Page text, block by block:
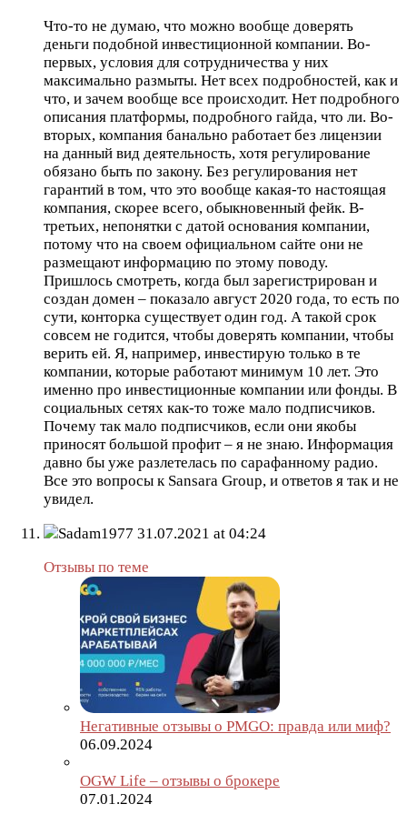
Что-то не думаю, что можно вообще доверять
деньги подобной инвестиционной компании. Во-
первых, условия для сотрудничества у них
максимально размыты. Нет всех подробностей, как и
что, и зачем вообще все происходит. Нет подробного
описания платформы, подробного гайда, что ли. Во-
вторых, компания банально работает без лицензии
на данный вид деятельность, хотя регулирование
обязано быть по закону. Без регулирования нет
гарантий в том, что это вообще какая-то настоящая
компания, скорее всего, обыкновенный фейк. В-
третьих, непонятки с датой основания компании,
потому что на своем официальном сайте они не
размещают информацию по этому поводу.
Пришлось смотреть, когда был зарегистрирован и
создан домен – показало август 2020 года, то есть по
сути, конторка существует один год. А такой срок
совсем не годится, чтобы доверять компании, чтобы
верить ей. Я, например, инвестирую только в те
компании, которые работают минимум 10 лет. Это
именно про инвестиционные компании или фонды. В
социальных сетях как-то тоже мало подписчиков.
Почему так мало подписчиков, если они якобы
приносят большой профит – я не знаю. Информация
давно бы уже разлетелась по сарафанному радио.
Все это вопросы к Sansara Group, и ответов я так и не
увидел.
Sadam1977 31.07.2021 at 04:24
Отзывы по теме
Негативные отзывы о PMGO: правда или миф?
06.09.2024
OGW Life – отзывы о брокере
07.01.2024